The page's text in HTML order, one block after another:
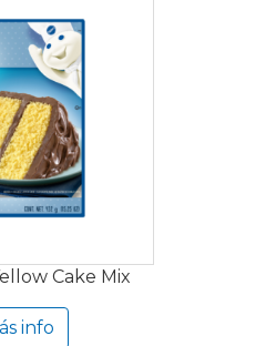
Cake Mix
info